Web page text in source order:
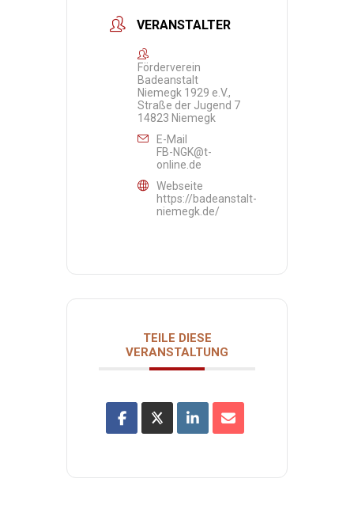
VERANSTALTER
Förderverein
Badeanstalt
Niemegk 1929 e.V.,
Straße der Jugend 7
14823 Niemegk
E-Mail
FB-NGK@t-
online.de
Webseite
https://badeanstalt-
niemegk.de/
TEILE DIESE
VERANSTALTUNG